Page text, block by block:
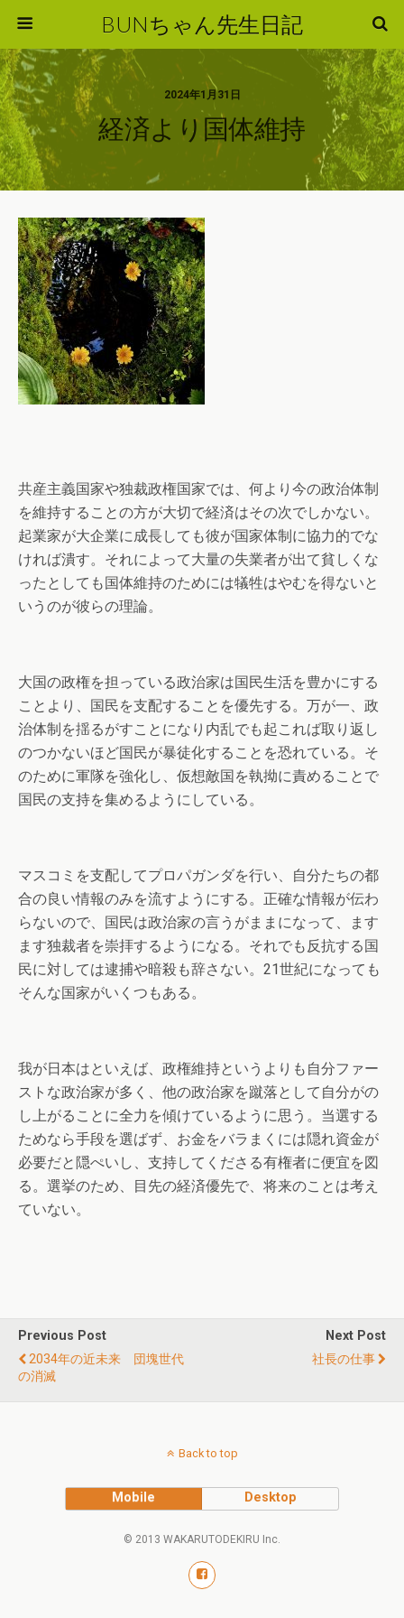
BUNちゃん先生日記
2024年1月31日
経済より国体維持
共産主義国家や独裁政権国家では、何より今の政治体制
を維持することの方が大切で経済はその次でしかない。
起業家が大企業に成長しても彼が国家体制に協力的でな
ければ潰す。それによって大量の失業者が出て貧しくな
ったとしても国体維持のためには犠牲はやむを得ないと
いうのが彼らの理論。
大国の政権を担っている政治家は国民生活を豊かにする
ことより、国民を支配することを優先する。万が一、政
治体制を揺るがすことになり内乱でも起これば取り返し
のつかないほど国民が暴徒化することを恐れている。そ
のために軍隊を強化し、仮想敵国を執拗に責めることで
国民の支持を集めるようにしている。
マスコミを支配してプロパガンダを行い、自分たちの都
合の良い情報のみを流すようにする。正確な情報が伝わ
らないので、国民は政治家の言うがままになって、ます
ます独裁者を崇拝するようになる。それでも反抗する国
民に対しては逮捕や暗殺も辞さない。21世紀になっても
そんな国家がいくつもある。
我が日本はといえば、政権維持というよりも自分ファー
ストな政治家が多く、他の政治家を蹴落として自分がの
し上がることに全力を傾けているように思う。当選する
ためなら手段を選ばず、お金をバラまくには隠れ資金が
必要だと隠ぺいし、支持してくださる有権者に便宜を図
る。選挙のため、目先の経済優先で、将来のことは考え
ていない。
Previous Post
2034年の近未来 団塊世代
の消滅
Next Post
社長の仕事
Back to top
Mobile Desktop
© 2013 WAKARUTODEKIRU Inc.